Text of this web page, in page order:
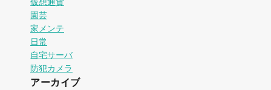
園芸
家メンテ
日常
自宅サーバ
防犯カメラ
アーカイブ